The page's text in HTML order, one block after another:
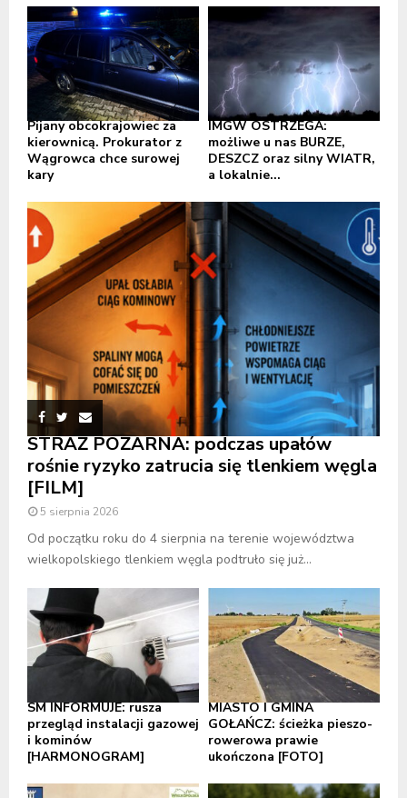
Pijany obcokrajowiec za
kierownicą. Prokurator z
Wągrowca chce surowej
kary
IMGW OSTRZEGA:
możliwe u nas BURZE,
DESZCZ oraz silny WIATR,
a lokalnie...
STRAŻ POŻARNA: podczas upałów
rośnie ryzyko zatrucia się tlenkiem węgla
[FILM]
5 sierpnia 2026
Od początku roku do 4 sierpnia na terenie województwa
wielkopolskiego tlenkiem węgla podtruło się już...
SM INFORMUJE: rusza
przegląd instalacji gazowej
i kominów
[HARMONOGRAM]
MIASTO I GMINA
GOŁAŃCZ: ścieżka pieszo-
rowerowa prawie
ukończona [FOTO]